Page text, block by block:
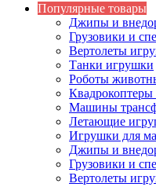
Популярные товары
Джипы и
Грузовики и
Вертолеты
Танки игрушки
Роботы
Квадрокоптеры
Машины
Летающие
Игрушки для
Джипы и
Грузовики и
Вертолеты